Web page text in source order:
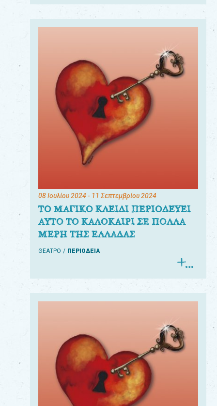
08 Ιουλίου 2024- 11 Σεπτεμβρίου 2024
ΤΟ ΜΑΓΙΚΟ ΚΛΕΙΔΙ ΠΕΡΙΟΔΕΥΕΙ
ΑΥΤΟ ΤΟ ΚΑΛΟΚΑΙΡΙ ΣΕ ΠΟΛΛΑ
ΜΕΡΗ ΤΗΣ ΕΛΛΑΔΑΣ
ΘΕΑΤΡΟ ΠΕΡΙΟΔΕΙΑ